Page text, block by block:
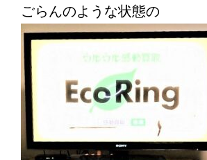
ごらんのような状態の